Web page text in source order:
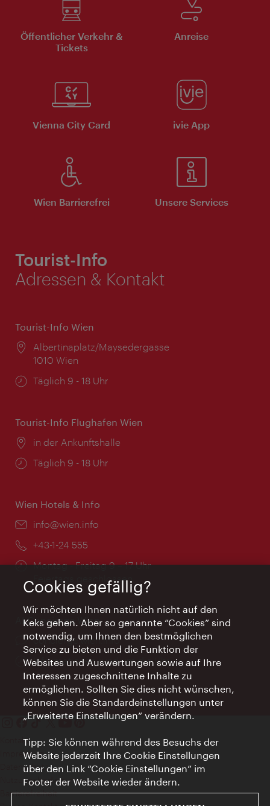
Öffentlicher Verkehr &
Tickets
Anreise
Vienna City Card ivie App
Wien Barrierefrei Unsere Services
Tourist-Info
Adressen & Kontakt
Tourist-Info Wien
Ort:
Albertinaplatz/Maysedergasse
1010 Wien
Öffnungszeiten:
Täglich 9 - 18 Uhr
Tourist-Info Flughafen Wien
Ort:
in der Ankunftshalle
Öffnungszeiten:
Täglich 9 - 18 Uhr
Wien Hotels & Info
Email:
info@wien.info
Telefon:
+43-1-24 555
Öffnungszeiten:
Montag - Freitag 9 – 17 Uhr
Feiertags geschlossen
AI Concierge Wien
Ort:
concierge.wien.info
Öffnungszeiten:
Informationen rund um die Uhr
Kontakt
Impressum
Datenschutz
Nutzungsbedingungen
Barrierefreiheit
Cookies gefällig?
Wir möchten Ihnen natürlich nicht auf den
Keks gehen. Aber so genannte “Cookies” sind
notwendig, um Ihnen den bestmöglichen
Service zu bieten und die Funktion der
Websites und Auswertungen sowie auf Ihre
Interessen zugeschnittene Inhalte zu
ermöglichen. Sollten Sie dies nicht wünschen,
können Sie die Standardeinstellungen unter
„Erweiterte Einstellungen“ verändern.
Tipp: Sie können während des Besuchs der
Website jederzeit Ihre Cookie Einstellungen
über den Link “Cookie Einstellungen” im
Footer der Website wieder ändern.